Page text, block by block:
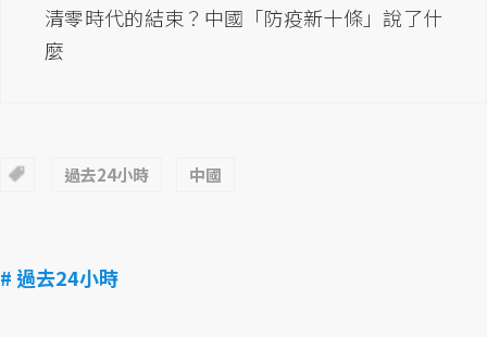
清零時代的結束？中國「防疫新十條」說了什
麼
過去24小時 中國
# 過去24小時